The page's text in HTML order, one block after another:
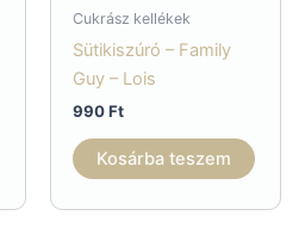
Cukrász kellékek
Sütikiszúró – Family
Guy – Lois
990Ft
Kosárba teszem